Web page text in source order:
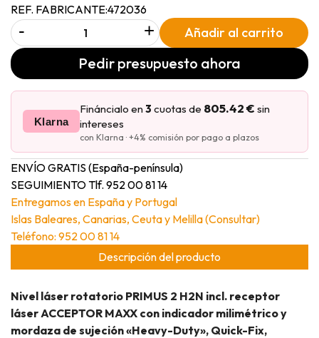
REF. FABRICANTE:472036
- + Añadir al carrito
Pedir presupuesto ahora
Klarna
Fináncialo en3 cuotas de 805.42 € sin
intereses
con Klarna · +4% comisión por pago a plazos
ENVÍO GRATIS (España-península)
SEGUIMIENTO Tlf. 952 00 81 14
Entregamos en España y Portugal
Islas Baleares, Canarias, Ceuta y Melilla (Consultar)
Teléfono: 952 00 81 14
Descripción del producto
Nivel láser rotatorio PRIMUS 2 H2N incl. receptor
láser ACCEPTOR MAXX con indicador milimétrico y
mordaza de sujeción «Heavy-Duty», Quick-Fix,